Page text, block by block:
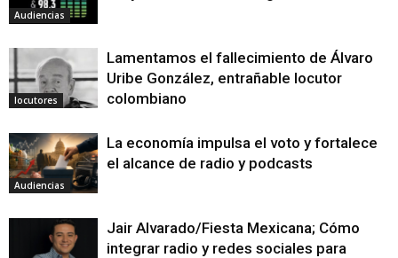
Audiencias
locutores
Lamentamos el fallecimiento de Álvaro
Uribe González, entrañable locutor
colombiano
Audiencias
La economía impulsa el voto y fortalece
el alcance de radio y podcasts
Jair Alvarado/Fiesta Mexicana; Cómo
integrar radio y redes sociales para